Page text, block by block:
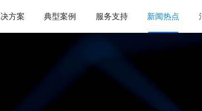
方案 典型案例 服务支持 新闻热点